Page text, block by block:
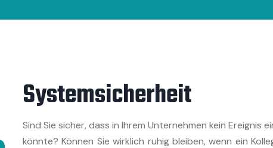
Systemsicherheit
Sind Sie sicher, dass in Ihrem Unternehmen kein
könnte? Können Sie wirklich ruhig bleiben, wenn ein